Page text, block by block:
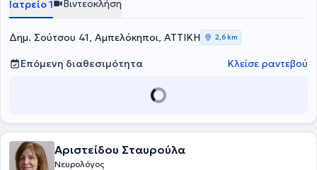
Ιατρείο 1 Βιντεοκλήση
Δημ. Σούτσου 41, Αμπελόκηποι, ΑΤΤΙΚΗ 2,6 km
Επόμενη διαθεσιμότητα Κλείσε ραντεβού
Αριστείδου Σταυρούλα
Νευρολόγος